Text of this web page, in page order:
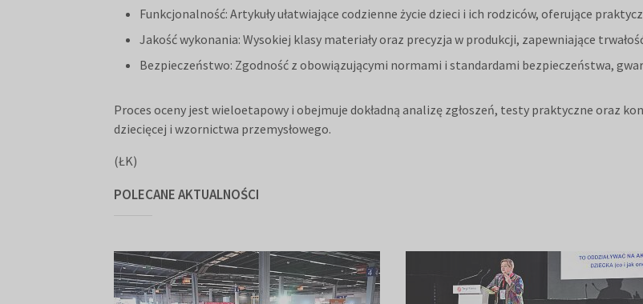
Funkcjonalność: Artykuły ułatwiające codzienne życie dzieci i ich rodziców, oferujące
Jakość wykonania: Wysokiej klasy materiały oraz precyzja w produkcji, zapewniające
Bezpieczeństwo: Zgodność z obowiązującymi normami i standardami bezpieczeństwa,
Proces oceny jest wieloetapowy i obejmuje dokładną analizę zgłoszeń, testy praktyczne oraz
dziecięcej i wzornictwa przemysłowego.
(ŁK)
POLECANE AKTUALNOŚCI